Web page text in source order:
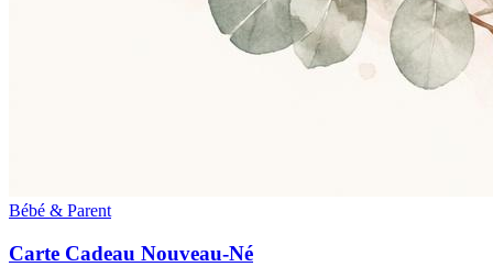
Bébé & Parent
Carte Cadeau Nouveau-Né